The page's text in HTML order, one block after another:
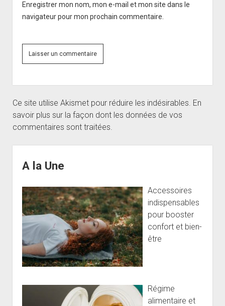
Enregistrer mon nom, mon e-mail et mon site dans le
navigateur pour mon prochain commentaire.
Ce site utilise Akismet pour réduire les indésirables. En
savoir plus sur la façon dont les données de vos
commentaires sont traitées.
A la Une
Accessoires
indispensables
pour booster
confort et bien-
être
Régime
alimentaire et